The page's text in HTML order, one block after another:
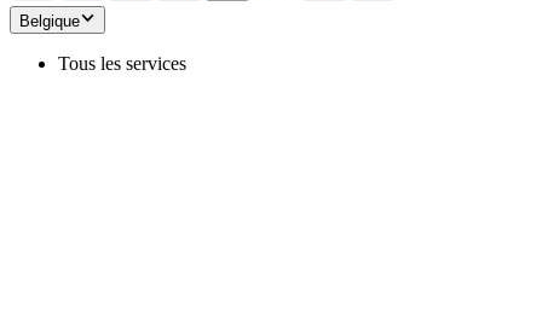
Belgique
Tous les services